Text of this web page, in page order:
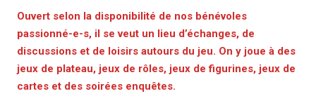
Ouvert selon la disponibilité de nos bénévoles
passionné-e-s, il se veut un lieu d’échanges, de
discussions et de loisirs autours du jeu. On y joue à des
jeux de plateau, jeux de rôles, jeux de figurines, jeux de
cartes et des soirées enquêtes.